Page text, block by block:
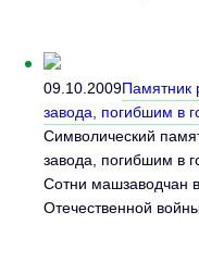
09.10.2009Памятник
завода, погибшим в
Символический
завода, погибшим в
Сотни машзаводчан
Отечественной